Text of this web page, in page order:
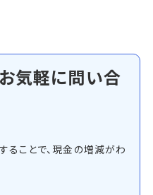
お気軽に問い合
ることで、現金の増減がわ